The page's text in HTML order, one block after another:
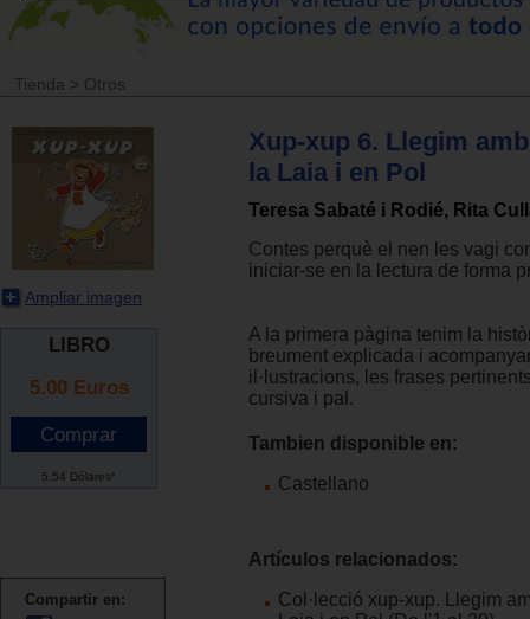
Tienda > Otros
Ampliar imagen
LIBRO
5.00 Euros
5.54 Dólares*
Compartir en:
Xup-xup 6. Llegim
la Laia i en Pol
Teresa Sabaté i Rodié, Rita
Contes perquè el nen les vagi
iniciar-se en la lectura de forma
A la primera pàgina tenim la
breument explicada i
il·lustracions, les frases
cursiva i pal.
Tambien disponible en:
Castellano
Artículos relacionados:
Col·lecció xup-xup. Llegim